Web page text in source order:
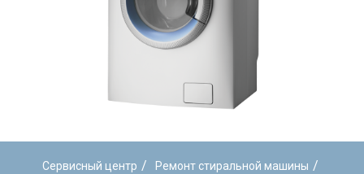
Сервисный центр / Ремонт стиральной машины /